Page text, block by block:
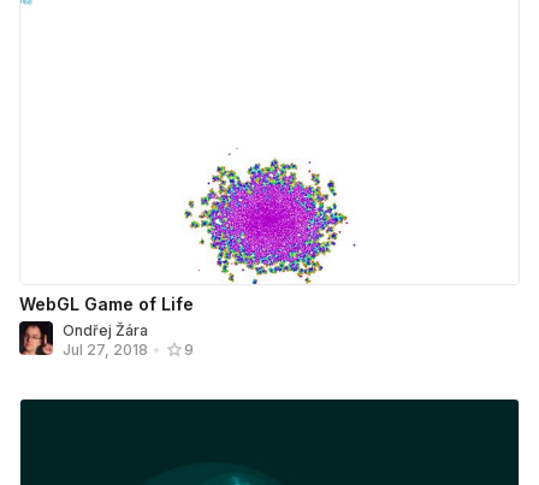
WebGL Game of Life
Ondřej Žára
Jul 27, 2018 • 9